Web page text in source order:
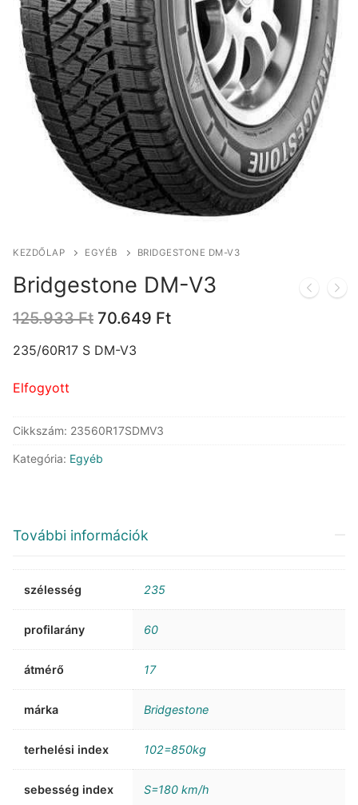
KEZDŐLAP EGYÉB BRIDGESTONE DM-V3
Bridgestone DM-V3
125.933Ft Original
was:
70.649 FtCurrent
235/60R17 S DM-V3
Elfogyott
Cikkszám: 23560R17SDMV3
Kategória: Egyéb
További információk
szélesség 235
profilarány 60
átmérő 17
márka Bridgestone
terhelési index 102=850kg
sebesség index S=180 km/h